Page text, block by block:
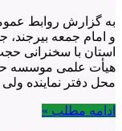
به گزارش روابط
و امام جمعه
استان با سخنرانی
هیأت علمی موسسه
محل دفتر نماینده
ادامه مطلب »